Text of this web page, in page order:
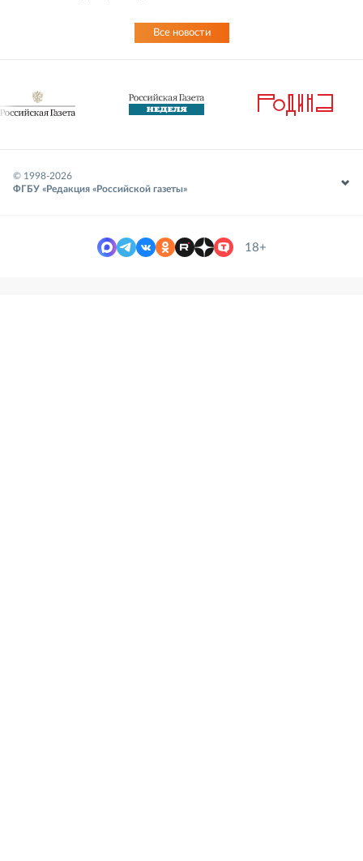
Все новости
© 1998-2026
ФГБУ «Редакция «Российской газеты»
18+